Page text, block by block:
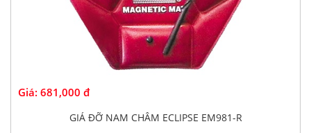
Giá: 681,000 đ
GIÁ ĐỠ NAM CHÂM ECLIPSE EM981-R